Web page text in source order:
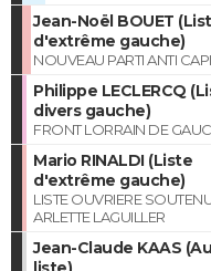
Jean-Noël BOUET
d'extrême gauche)
NOUVEAU PARTI ANTI
Philippe LECLERCQ
divers gauche)
FRONT LORRAIN DE
Mario RINALDI (Liste
d'extrême gauche)
LISTE OUVRIERE
ARLETTE LAGUILLER
Jean-Claude KAAS